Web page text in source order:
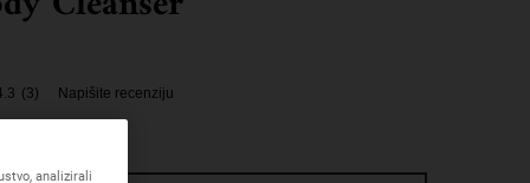
(3) Napišite recenziju
analizirali